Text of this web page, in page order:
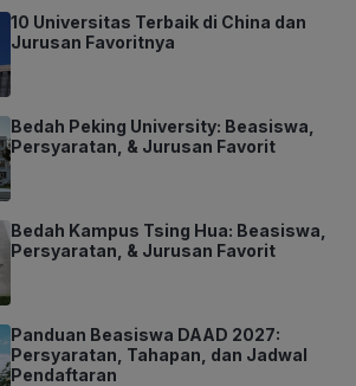
10 Universitas Terbaik di China dan
Jurusan Favoritnya
Bedah Peking University: Beasiswa,
Persyaratan, & Jurusan Favorit
Bedah Kampus Tsing Hua: Beasiswa,
Persyaratan, & Jurusan Favorit
Panduan Beasiswa DAAD 2027:
Persyaratan, Tahapan, dan Jadwal
Pendaftaran